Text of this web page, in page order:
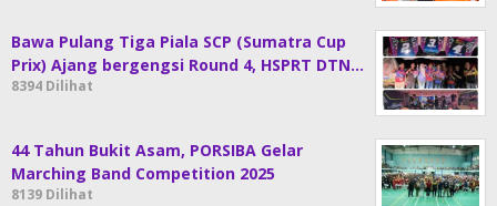
Bawa Pulang Tiga Piala SCP (Sumatra Cup
Prix) Ajang bergengsi Round 4, HSPRT DTN…
8394 Dilihat
44 Tahun Bukit Asam, PORSIBA Gelar
Marching Band Competition 2025
8139 Dilihat